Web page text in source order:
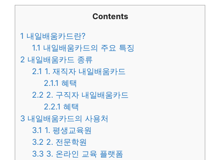
Contents
1 내일배움카드란?
1.1 내일배움카드의 주요 특징
2 내일배움카드 종류
2.1 1. 재직자 내일배움카드
2.1.1 혜택
2.2 2. 구직자 내일배움카드
2.2.1 혜택
3 내일배움카드의 사용처
3.1 1. 평생교육원
3.2 2. 전문학원
3.3 3. 온라인 교육 플랫폼